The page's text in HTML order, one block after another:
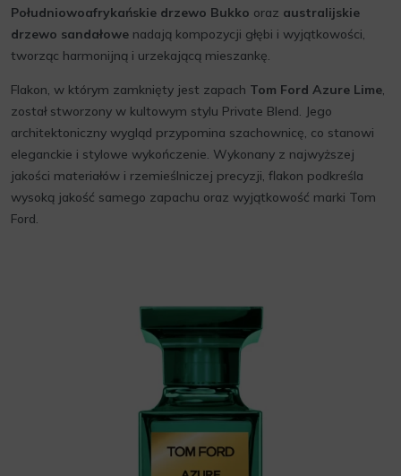
Południowoafrykańskie drzewo Bukko oraz australijskie
drzewo sandałowe nadają kompozycji głębi i wyjątkowości,
tworząc harmonijną i urzekającą mieszankę.
Flakon, w którym zamknięty jest zapach Tom Ford Azure Lime,
został stworzony w kultowym stylu Private Blend. Jego
architektoniczny wygląd przypomina szachownicę, co stanowi
eleganckie i stylowe wykończenie. Wykonany z najwyższej
jakości materiałów i rzemieślniczej precyzji, flakon podkreśla
wysoką jakość samego zapachu oraz wyjątkowość marki Tom
Ford.